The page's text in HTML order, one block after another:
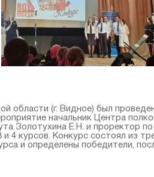
области (г. Видное) был
начальник Центра
Золотухина Е.Н. и проректор
4 курсов. Конкурс состоял из
и определены победители,